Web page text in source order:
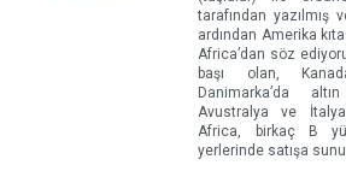
tarafından yazılmış
ardından Amerika
Africa’dan söz
başı olan,
Danimarka’da
Avustralya ve
Africa, birkaç B
yerlerinde satışa